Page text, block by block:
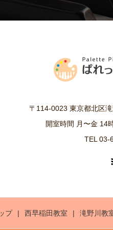
〒114-0023 東京都北区
開室時間 月〜金 14
TEL 03-
プ 西早稲田教室 滝野川教